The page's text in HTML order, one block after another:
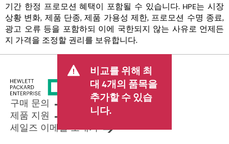
기간 한정 프로모션 혜택이 포함될 수 있습니다. HPE는 시장
상황 변화, 제품 단종, 제품 가용성 제한, 프로모션 수명 종료,
광고 오류 등을 포함하되 이에 국한되지 않는 사유로 언제든
지 가격을 조정할 권리를 보유합니다.
비교를 위해 최
대 4개의 품목을
추가할 수 있습
니다.
구매 문의
제품 지원
세일즈 이메일 보내기